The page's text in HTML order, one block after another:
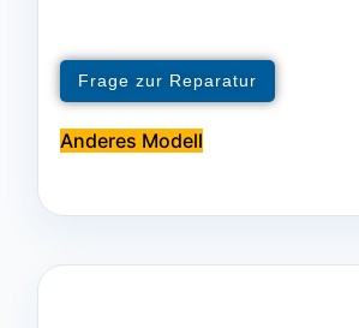
Frage zur Reparatur
Anderes Modell